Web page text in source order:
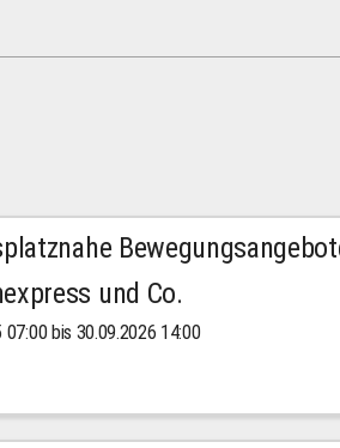
und Co.
07:00 bis 30.09.2026 14:00